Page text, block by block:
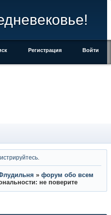
Регистрация Войти
» форум обо всем
не поверите